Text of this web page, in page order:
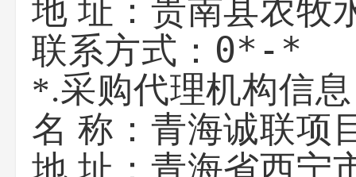
地 址： 贵南县农牧
联系方式： 0*-*
*.采购代理机构信息
名 称： 青海诚联项
地 址：